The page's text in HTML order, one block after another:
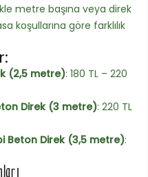
metre başına veya direk
koşullarına göre farklılık
(2,5 metre): 180 TL – 220
Direk (3 metre): 220 TL
Beton Direk (3,5 metre):